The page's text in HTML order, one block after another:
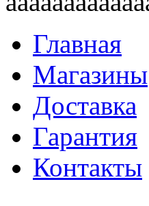
Главная
Магазины
Доставка
Гарантия
Контакты